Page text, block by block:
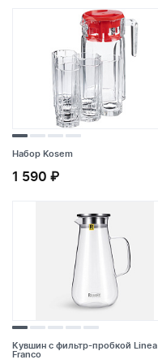
Набор Kosem
1 590 ₽
Набор Kosem
Кувшин с фильтр-пробкой Linea
Franco